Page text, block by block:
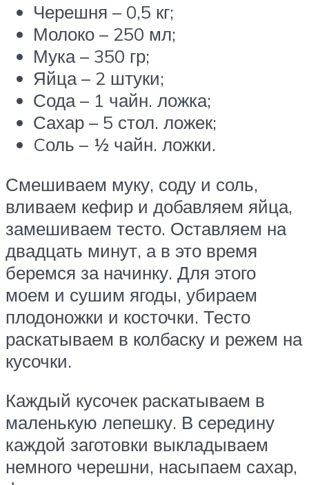
Черешня – 0,5 кг;
Молоко – 250 мл;
Мука – 350 гр;
Яйца – 2 штуки;
Сода – 1 чайн. ложка;
Сахар – 5 стол. ложек;
Cоль – 1⁄2 чайн. ложки.
Смешиваем муку, соду и соль,
вливаем кефир и добавляем яйца,
замешиваем тесто. Оставляем на
двадцать минут, а в это время
беремся за начинку. Для этого
моем и сушим ягоды, убираем
плодоножки и косточки. Тесто
раскатываем в колбаску и режем на
кусочки.
Каждый кусочек раскатываем в
маленькую лепешку. В середину
каждой заготовки выкладываем
немного черешни, насыпаем сахар,